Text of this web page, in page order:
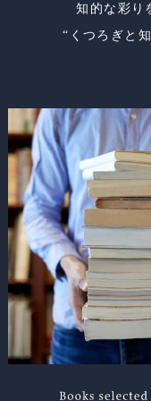
知的な彩り
“くつろぎと